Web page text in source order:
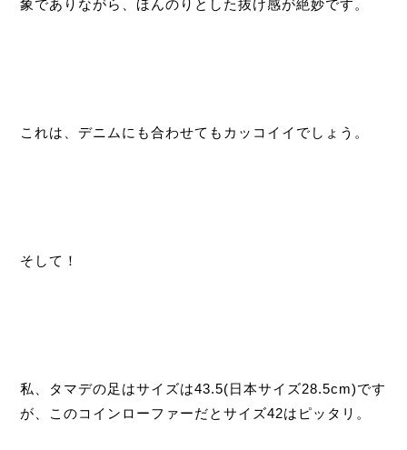
象でありながら、ほんのりとした抜け感が絶妙です。
これは、デニムにも合わせてもカッコイイでしょう。
そして！
私、タマデの足はサイズは43.5(日本サイズ28.5cm)です
が、このコインローファーだとサイズ42はピッタリ。